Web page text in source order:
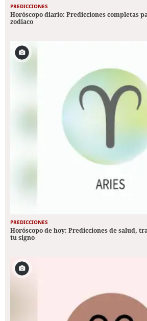
PREDICCIONES
Horóscopo diario: Predicciones completas
zodiaco
PREDICCIONES
Horóscopo de hoy: Predicciones de salud,
tu signo